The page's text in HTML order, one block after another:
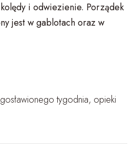
i odwiezienie. Porządek
jest w gablotach oraz w
tygodnia, opieki